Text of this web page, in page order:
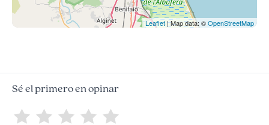
Leaflet| Map data: ©OpenStreetMap
Sé el primero en opinar